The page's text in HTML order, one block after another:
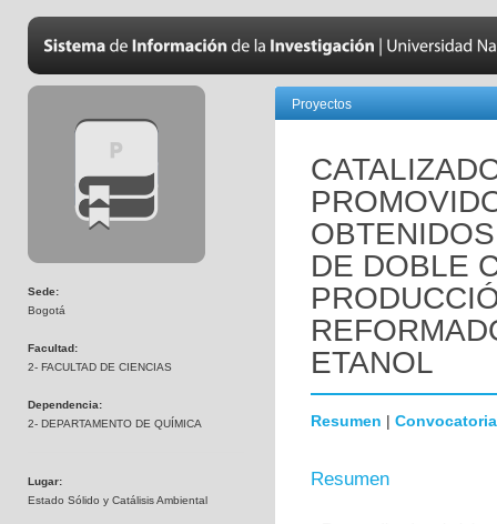
Sede:
Bogotá
Facultad:
2- FACULTAD DE CIENCIAS
Dependencia:
2- DEPARTAMENTO DE QUÍMICA
Lugar:
Estado Sólido y Catálisis Ambiental
Proyectos
DE DOBLE
ETANOL
Resumen | Convocatoria
Resumen